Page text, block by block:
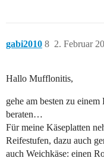
gabi2010 2. Februar
8
Hallo Mufflonitis,
gehe am besten zu
beraten…
Für meine Käseplatten
Reifestufen, dazu auch
auch Weichkäse: einen